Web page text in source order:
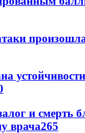
и смерть
врача265